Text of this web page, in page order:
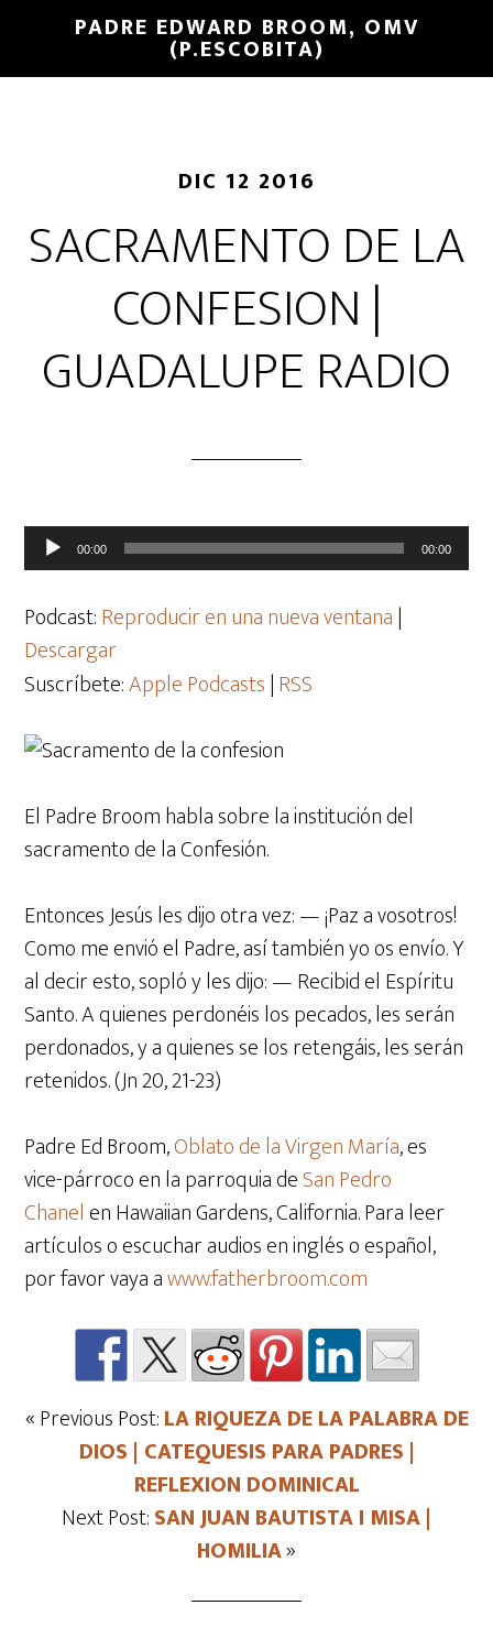
PADRE EDWARD BROOM, OMV
(P.ESCOBITA)
DIC 12 2016
SACRAMENTO DE LA
CONFESION |
GUADALUPE RADIO
Reproductor
de
audio
00:00 00:00
Podcast:Reproducir en una nueva ventana|
Descargar
Suscríbete:Apple Podcasts|RSS
El Padre Broom habla sobre la institución del
sacramento de la Confesión.
Entonces Jesús les dijo otra vez: — ¡Paz a vosotros!
Como me envió el Padre, así también yo os envío.Y
al decir esto, sopló y les dijo: — Recibid el Espíritu
Santo. A quienes perdonéis los pecados, les serán
perdonados, y a quienes se los retengáis, les serán
retenidos. (Jn 20, 21-23)
Padre Ed Broom,Oblato de la Virgen María, es
vice-párroco en la parroquia deSan Pedro
Chanel en Hawaiian Gardens, California. Para leer
artículos o escuchar audios en inglés o español,
por favor vaya awww.fatherbroom.com
« Previous Post:LA RIQUEZA DE LA PALABRA DE
DIOS | CATEQUESIS PARA PADRES |
REFLEXION DOMINICAL
Next Post:SAN JUAN BAUTISTA I MISA |
HOMILIA»